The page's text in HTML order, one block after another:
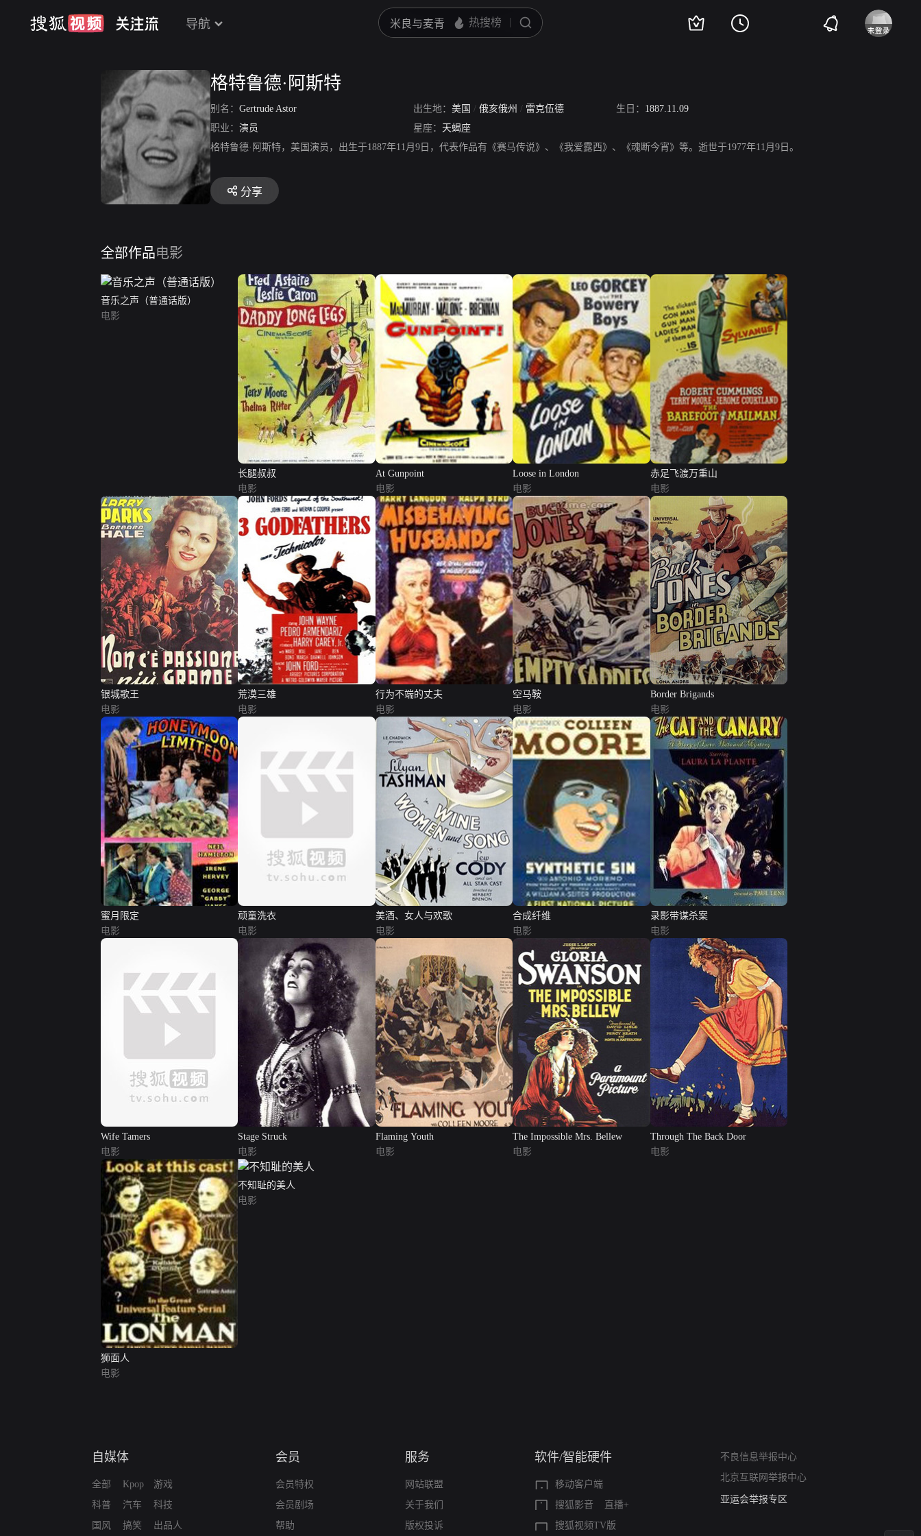
导航
格特鲁德·阿斯特
别名： Gertrude Astor 出生地： 美国 / 俄亥俄州 / 雷克伍德 生日： 1887.11.09
职业： 演员 星座： 天蝎座
格特鲁德·阿斯特，美国演员，出生于1887年11月9日，代表作品有《赛马传说》、《我爱露西》、《魂断今宵》等。逝世于1977年11月9日。
分享
全部作品电影
音乐之声（普通话版）
电影
长腿叔叔
电影
At Gunpoint
电影
Loose in London
电影
赤足飞渡万重山
电影
银城歌王
电影
荒漠三雄
电影
行为不端的丈夫
电影
空马鞍
电影
Border Brigands
电影
蜜月限定
电影
顽童洗衣
电影
美酒、女人与欢歌
电影
合成纤维
电影
录影带谋杀案
电影
Wife Tamers
电影
Stage Struck
电影
Flaming Youth
电影
The Impossible Mrs. Bellew
电影
Through The Back Door
电影
狮面人
电影
不知耻的美人
电影
自媒体
全部
科普
国风
Kpop
汽车
搞笑
游戏
科技
出品人
会员
会员特权
会员剧场
帮助
服务
网站联盟
关于我们
版权投诉
软件/智能硬件
移动客户端
搜狐影音
直播+
搜狐视频TV版
不良信息举报中心
北京互联网举报中心
亚运会举报专区
涉历史虚无举报